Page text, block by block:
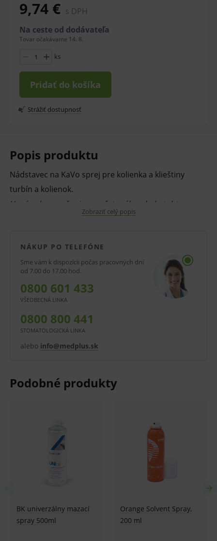
9,74 € s DPH
Na ceste od dodávateľa
Tovar očakávame 14. 8.
ks
Pridať do košíka
Strážiť dostupnosť
Popis produktu
Nádstavec na KaVo sprej pre kolienka a klieštiny
turbín a kolienok.
V prípade porušenia zapečateného obalu tohto
tovaru nie je z dôvodu ochrany zdravia alebo
zmluvy v lehote 14 dní.
Zobraziť celý popis
NÁKUP PO TELEFÓNE
Sme vám k dispozícii počas pracovných dní
od 7.00 do 17.00 hod.
0800 601 433
VŠEOBECNÁ LINKA
0800 800 441
STOMATOLOGICKÁ LINKA
alebo info@medplus.sk